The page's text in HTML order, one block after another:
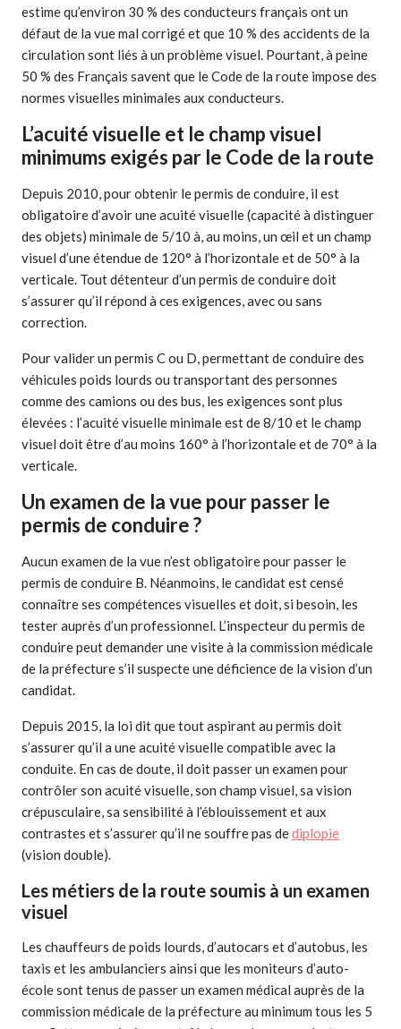
estime qu’environ 30 % des conducteurs français ont un
défaut de la vue mal corrigé et que 10 % des accidents de la
circulation sont liés à un problème visuel. Pourtant, à peine
50 % des Français savent que le Code de la route impose des
normes visuelles minimales aux conducteurs.
L’acuité visuelle et le champ visuel
minimums exigés par le Code de la route
Depuis 2010, pour obtenir le permis de conduire, il est
obligatoire d’avoir une acuité visuelle (capacité à distinguer
des objets) minimale de 5/10 à, au moins, un œil et un champ
visuel d’une étendue de 120° à l’horizontale et de 50° à la
verticale. Tout détenteur d’un permis de conduire doit
s’assurer qu’il répond à ces exigences, avec ou sans
correction.
Pour valider un permis C ou D, permettant de conduire des
véhicules poids lourds ou transportant des personnes
comme des camions ou des bus, les exigences sont plus
élevées : l’acuité visuelle minimale est de 8/10 et le champ
visuel doit être d’au moins 160° à l’horizontale et de 70° à la
verticale.
Un examen de la vue pour passer le
permis de conduire ?
Aucun examen de la vue n’est obligatoire pour passer le
permis de conduire B. Néanmoins, le candidat est censé
connaître ses compétences visuelles et doit, si besoin, les
tester auprès d’un professionnel. L’inspecteur du permis de
conduire peut demander une visite à la commission médicale
de la préfecture s’il suspecte une déficience de la vision d’un
candidat.
Depuis 2015, la loi dit que tout aspirant au permis doit
s’assurer qu’il a une acuité visuelle compatible avec la
conduite. En cas de doute, il doit passer un examen pour
contrôler son acuité visuelle, son champ visuel, sa vision
crépusculaire, sa sensibilité à l’éblouissement et aux
contrastes et s’assurer qu’il ne souffre pas dediplopie
(vision double).
Les métiers de la route soumis à un examen
visuel
Les chauffeurs de poids lourds, d’autocars et d’autobus, les
taxis et les ambulanciers ainsi que les moniteurs d’auto-
école sont tenus de passer un examen médical auprès de la
commission médicale de la préfecture au minimum tous les 5